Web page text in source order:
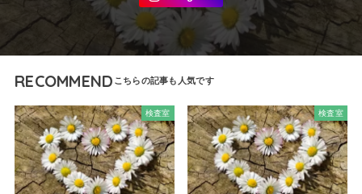
RECOMMEND
検査室 検査室